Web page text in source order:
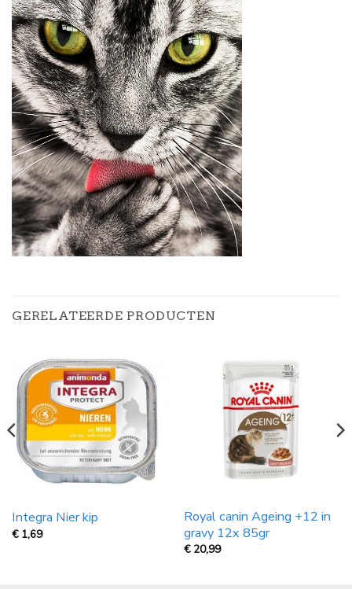
GERELATEERDE PRODUCTEN
Integra Nier kip
€ 1,69
Royal canin Ageing +12 in
gravy 12x 85gr
€ 20,99